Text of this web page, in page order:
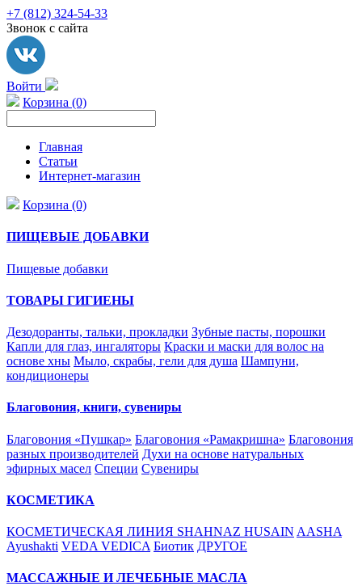
+7 (812) 324-54-33
Звонок с сайта
Войти
Корзина (0)
Главная
Статьи
Интернет-магазин
Корзина (0)
ПИЩЕВЫЕ ДОБАВКИ
Пищевые добавки
ТОВАРЫ ГИГИЕНЫ
Дезодоранты, тальки, прокладки Зубные пасты, порошки
Капли для глаз, ингаляторы Краски и маски для волос на
основе хны Мыло, скрабы, гели для душа Шампуни,
кондиционеры
Благовония, книги, сувениры
Благовония «Пушкар» Благовония «Рамакришна» Благовония
разных производителей Духи на основе натуральных
эфирных масел Специи Сувениры
КОСМЕТИКА
КОСМЕТИЧЕСКАЯ ЛИНИЯ SHAHNAZ HUSAIN AASHA
Ayushakti VEDA VEDICA Биотик ДРУГОЕ
МАССАЖНЫЕ И ЛЕЧЕБНЫЕ МАСЛА